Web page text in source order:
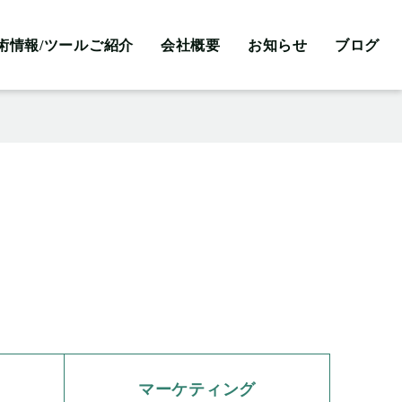
情報/ツールご紹介 会社概要 お知らせ ブログ
マーケティング